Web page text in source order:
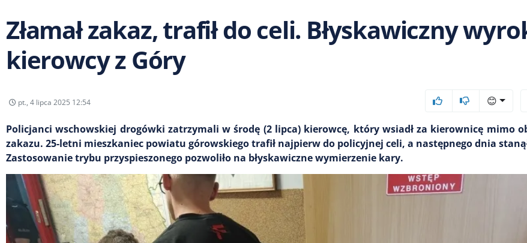
Złamał zakaz, trafił do celi. Błyskawiczny
kierowcy z Góry
pt., 4 lipca 2025 12:54 😊
Policjanci wschowskiej drogówki zatrzymali w środę (2 lipca) kierowcę, który wsiadł za kierownicę mimo
zakazu. 25-letni mieszkaniec powiatu górowskiego trafił najpierw do policyjnej celi, a następnego dnia
Zastosowanie trybu przyspieszonego pozwoliło na błyskawiczne wymierzenie kary.